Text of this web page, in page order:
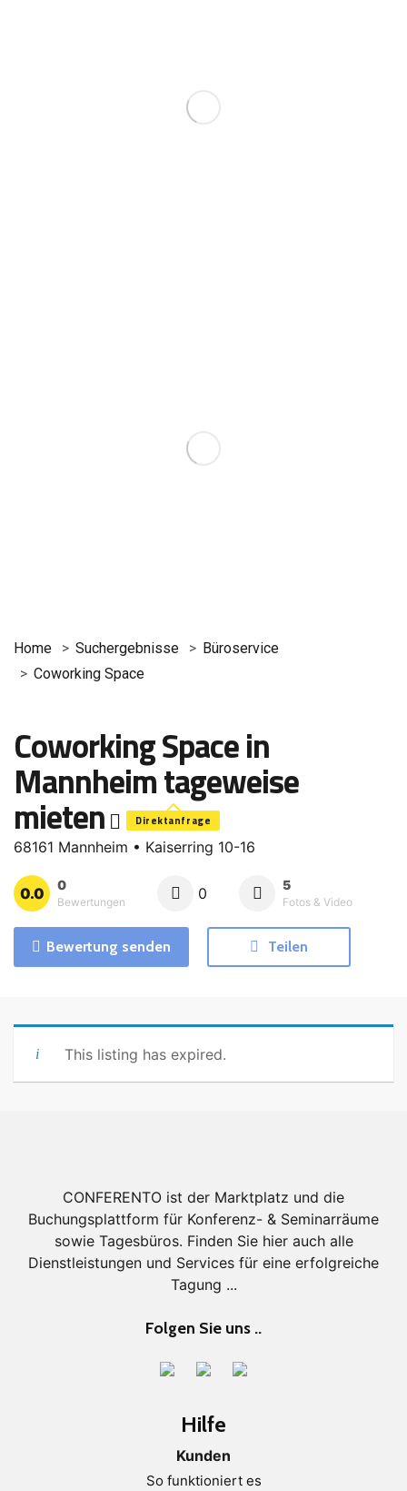
Home Suchergebnisse
Büroservice
Coworking Space
Coworking Space in
Mannheim tageweise
mieten Direktanfrage
68161 Mannheim • Kaiserring 10-16
0.0 0
Bewertungen 0 5
Fotos & Video
Bewertung senden Teilen
This listing has expired.
CONFERENTO ist der Marktplatz und die
Buchungsplattform für Konferenz- & Seminarräume
sowie Tagesbüros. Finden Sie hier auch alle
Dienstleistungen und Services für eine erfolgreiche
Tagung ...
Folgen Sie uns ..
Hilfe
Kunden
So funktioniert es